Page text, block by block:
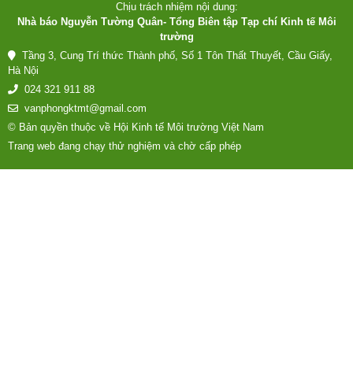
Chịu trách nhiệm nội dung:
Nhà báo Nguyễn Tường Quân- Tổng Biên tập Tạp chí Kinh tế Môi
trường
Tầng 3, Cung Trí thức Thành phố, Số 1 Tôn Thất Thuyết, Cầu Giấy,
Hà Nội
024 321 911 88
vanphongktmt@gmail.com
© Bản quyền thuộc về Hội Kinh tế Môi trường Việt Nam
Trang web đang chạy thử nghiệm và chờ cấp phép